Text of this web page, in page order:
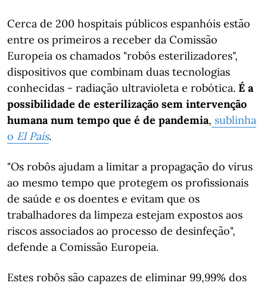
Cerca de 200 hospitais públicos espanhóis estão
entre os primeiros a receber da Comissão
Europeia os chamados "robôs esterilizadores",
dispositivos que combinam duas tecnologias
conhecidas - radiação ultravioleta e robótica. É a
possibilidade de esterilização sem intervenção
humana num tempo que é de pandemia, sublinha
o El País.
"Os robôs ajudam a limitar a propagação do vírus
ao mesmo tempo que protegem os profissionais
de saúde e os doentes e evitam que os
trabalhadores da limpeza estejam expostos aos
riscos associados ao processo de desinfeção",
defende a Comissão Europeia.
Estes robôs são capazes de eliminar 99,99% dos